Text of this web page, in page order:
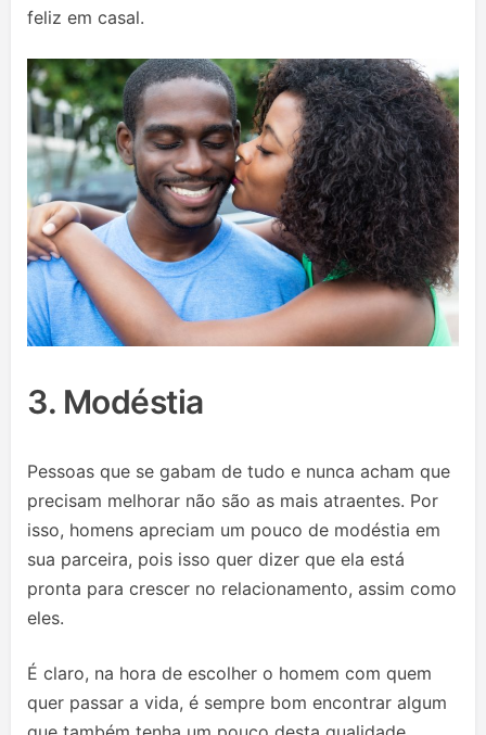
feliz em casal.
3. Modéstia
Pessoas que se gabam de tudo e nunca acham que
precisam melhorar não são as mais atraentes. Por
isso, homens apreciam um pouco de modéstia em
sua parceira, pois isso quer dizer que ela está
pronta para crescer no relacionamento, assim como
eles.
É claro, na hora de escolher o homem com quem
quer passar a vida, é sempre bom encontrar algum